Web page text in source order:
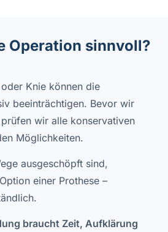
Operation sinnvoll?
Knie können die
beeinträchtigen. Bevor wir
wir alle konservativen
Möglichkeiten.
ausgeschöpft sind,
einer Prothese –
braucht Zeit, Aufklärung